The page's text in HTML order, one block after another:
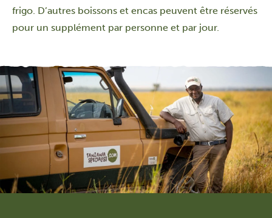
frigo. D’autres boissons et encas peuvent être réservés
pour un supplément par personne et par jour.